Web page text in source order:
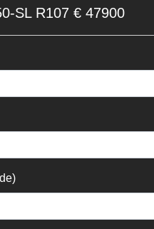
SL R107 € 47900